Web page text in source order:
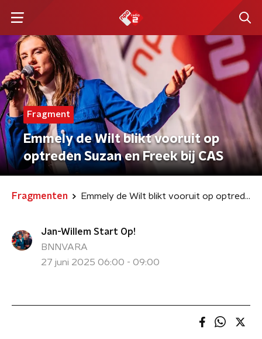
Fragment
Emmely de Wilt blikt vooruit op
optreden Suzan en Freek bij CAS
Fragmenten Emmely de Wilt blikt vooruit op optreden Suzan en Freek bij CAS
Jan-Willem Start Op!
BNNVARA
27 juni 2025 06:00 - 09:00